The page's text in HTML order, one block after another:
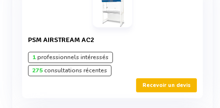
PSM AIRSTREAM AC2
1professionnels intéressés
275consultations récentes
Recevoir un devis